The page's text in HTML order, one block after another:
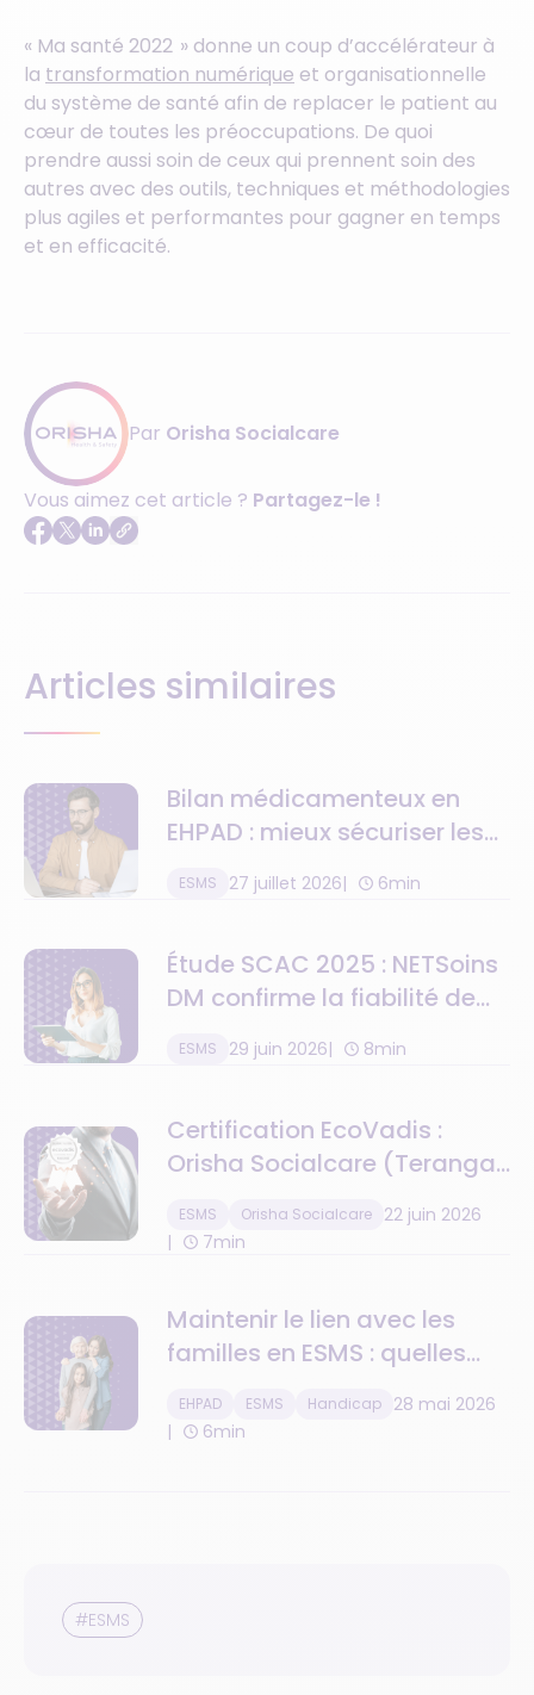
« Ma santé 2022 ​» donne un coup d’accélérateur à
la transformation numérique et organisationnelle
du système de santé afin de replacer le patient au
cœur de toutes les préoccupations. De quoi
prendre aussi soin de ceux qui prennent soin des
autres avec des outils, techniques et méthodologies
plus agiles et performantes pour gagner en temps
et en efficacité.
Par Orisha Socialcare
Vous aimez cet article ? Partagez-le !
Articles similaires
Bilan médicamenteux en
EHPAD : mieux sécuriser les
ESMS 27 juillet 2026 6min
Étude SCAC 2025 : NETSoins
DM confirme la fiabilité de
médicamenteuses en
ESMS 29 juin 2026 8min
Certification EcoVadis :
Orisha Socialcare (Teranga
son engagement RSE
ESMS Orisha Socialcare
22 juin 2026
7min
Maintenir le lien avec les
familles en ESMS : quelles
EHPAD ESMS Handicap
28 mai 2026
6min
#ESMS